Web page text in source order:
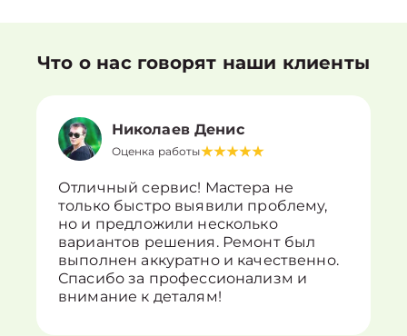
Что о нас говорят наши клиенты
Николаев Денис
Оценка работы
Отличный сервис! Мастера не
только быстро выявили проблему,
но и предложили несколько
вариантов решения. Ремонт был
выполнен аккуратно и качественно.
Спасибо за профессионализм и
внимание к деталям!